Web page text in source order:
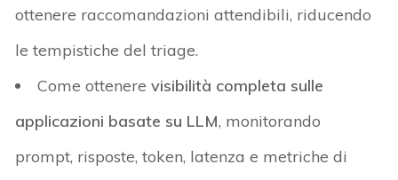
ottenere raccomandazioni attendibili, riducendo
le tempistiche del triage.
Come ottenerevisibilità completa sulle
applicazioni basate su LLM, monitorando
prompt, risposte, token, latenza e metriche di